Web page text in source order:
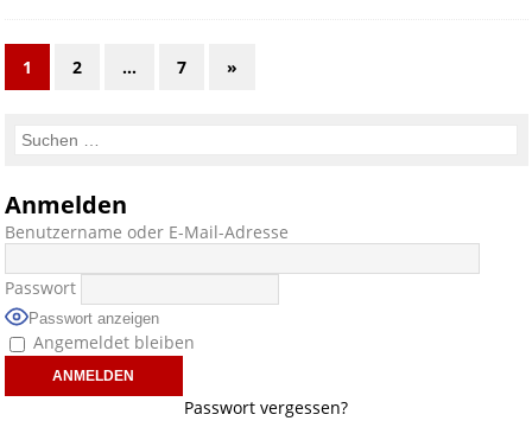
1 2 … 7 »
Anmelden
Benutzername oder E-Mail-Adresse
Passwort
Passwort anzeigen
Angemeldet bleiben
Passwort vergessen?